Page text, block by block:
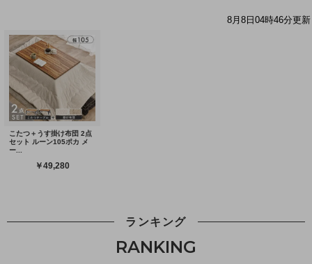
ランキング
RANKING